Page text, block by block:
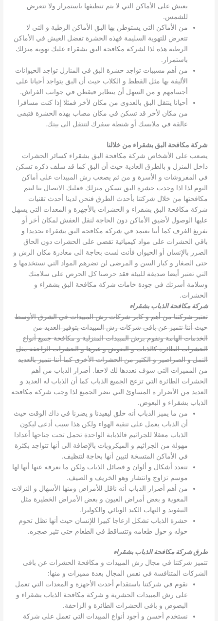
يعيش على الأماكن التي لا يتم تنظيفها باستمرار ولا تتعرض
للشمس.
من الأماكن التي يستوطن بها البق الأماكن الرطبة و التي لا
تتعرض للتهوية السليمة فهذه الحشرة تفضل العيش في الأماكن
الرطبة هذه لذا لشركة مكافحة البق بشقراء عليك تهوية منزلك
باستمرار.
من أهم مسببات تواجد حشرة البق في المنازل تواجد الحيوانات
الأليفة بها مثل القطط و الكلاب حيث أن البق يتواجد أحيانا على
أجسامهم و من السهل أن يتطاير فيقطن في جوانب الفراش.
أحيانا ينتقل البق بالعدوى من مكان لأخر فمثلا إذا كنت مسافرا
من مكان لأخر قد تسكن في مكان مصاب بهذه الحشرة فتبقى
عالقة في ملابسك أو شنطة سفرك لتنتقل الى بيتك.
شركة مكافحة البق بشقراء من خلالنا
يصعب على الأشخاص شركة مكافحة البق بشقراء كسائر الحشرات
داخل المنزل و بالطرق العادية حيث أن البق كما قد سلف ذكره تسكن
في المفروشات و الأسرة و من ثم يصعب رش المبيدات على أماكن
النوم لذا اذا وجدت حشرة البق تسكن منزلك فعليك الاتصال بنا ليتم
مكافحتها من خلال شركتنا بأحدث الطرق فنحن لدينا أحدث تقنيات
شركة مكافحة البق بشقراء و الحشرات بالأجهزة و المعدات التي يسهل
عليها الوصول لأضيق الأماكن دون الحاجة لنقل العفش لمكان أخر أو
تفريغ الغرف كما أننا نعتمد في شركة مكافحة البق بشقراء تحديدا و
باقي الحشرات على مواد كيميائية تقضي على الحشرات دون الحاق
الضرر بالإنسان أو الحيوان فأنت لست بحاجة الى مغادرة مكان الرش و
حتى الصغار و كبار السن و المرضى لن تضرهم المواد التي نستخدمها و
التي تعتبر أيضا صديقة للبيئة فقد حرصنا كل الحرص على سلامتك
وسلامة أسرتك في جودة خامات شركة مكافحة البق بشقراء و
الحشرات.
شركة مكافحة الذباب بشقراء
تعتبر شركتنا من أهم و كابر شركات رش المبيدات في الشرق الأوسط
حيث أننا نتميز عن باقى شركات رش المبيدات بتوفير العديد من
الخدمات الهامة ونقوم برش المبيدات المنزلية و مكافحة جميع أنواع
الحشرات الطائرة كالذباب و البعوض و غيرها و الحشرات الزاحفة مثل
النمل و الصراصير و الكثير من الحشرات الأخرى كما أننا نتميز بالعديد
من المميزات التي سوف نعددها لك لاحقا. أضرار الذباب من أهم
الحشرات الطائرة التي تزعج الجميع الذباب كما أن الذباب له العديد و
العديد من الأضرار ة المساوئ التي تضر الجميع لذا وجب شركة مكافحة
الذباب بشقراء و البعوض.
من ما يميز الذباب أنه خلق ليفيدنا و يضرنا في ذاك الوقت حيث
أن الذباب يعمل على تنقية الهواء ولكن هذا سبب أدعى ليكون
الذباب معقلا للجراثيم فالذبابة الواحدة تحمل تحت جناحها أعدادا
مهولة من الجراثيم و الميكروبات بالإضافة الى أنها تتواجد بكثرة
في الأماكن المتسخة لتبين أنها بحاجة لتنظيف.
تتعدد أشكال و ألوان و فصائل الذباب ولكن ما نعرفه عنها أنها لها
موسم تزاوج وانتشار وهو الخريف و الصيف.
من أهم أضرار الذباب أنه ناقل للأمراض ومنها الأسهال و النزلات
المعوية و بعض أمراض العيون و بعض الأمراض الخطيرة مثل
التيفويد و التهاب الكبد الوبائي والكوليرا.
حشرة الذباب تشكل ازعاجا كبيرا للإنسان حيث أنها تظل تحوم
حوله و حول طعامه وتتساقط في الطعام حتى تثير ضجره.
طرق شركة مكافحة الذباب بشقراء
تتميز شركتنا في مجال رش المبيدات و مكافحة الحشرات عن باقى
الشركات المتنافسة في نفس المجال بعدة مميزات و منها:
نقوم في شركتنا باستقدام أحدث الأجهزة و المعدات التي تعمل
على رش المبيدات الحشرية و شركة مكافحة الذباب بشقراء و
البضوض و باقى الحشرات الطائرة و الزاحفة.
نستخدم أحسن و أجود أنواع المبيدات التي تعمل على شركة